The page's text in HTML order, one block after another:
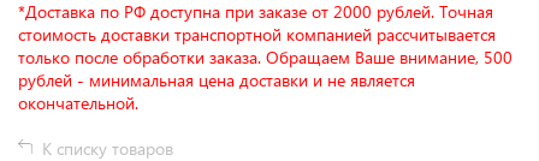
*Доставка по РФ доступна при заказе от 2000 рублей. Точная
стоимость доставки транспортной компанией рассчитывается
только после обработки заказа. Обращаем Ваше внимание, 500
рублей - минимальная цена доставки и не является
окончательной.
К списку товаров